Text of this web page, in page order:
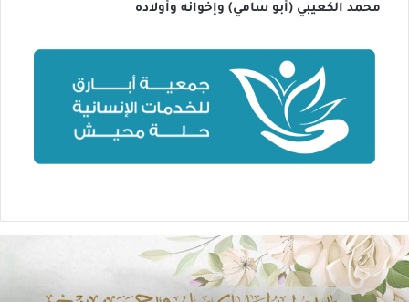
محمد الكعيبي (أبو سامي) وإخوانه وأولاده